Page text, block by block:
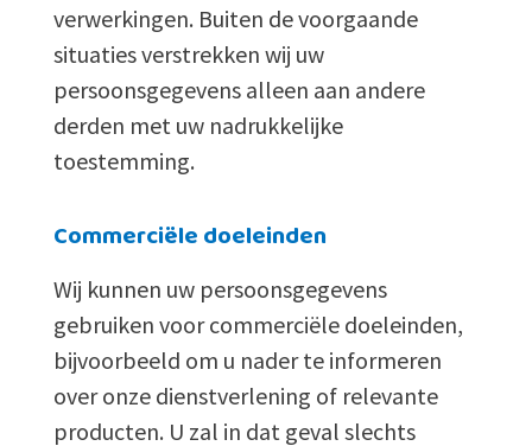
verwerkingen. Buiten de voorgaande
situaties verstrekken wij uw
persoonsgegevens alleen aan andere
derden met uw nadrukkelijke
toestemming.
Commerciële doeleinden
Wij kunnen uw persoonsgegevens
gebruiken voor commerciële doeleinden,
bijvoorbeeld om u nader te informeren
over onze dienstverlening of relevante
producten. U zal in dat geval slechts